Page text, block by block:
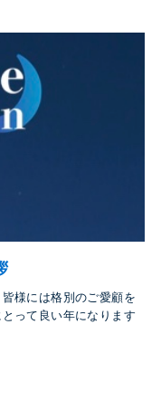
様には格別のご愛顧を
って良い年になります